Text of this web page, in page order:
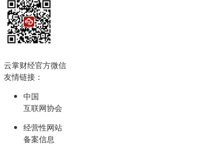
云掌财经官方微信
友情链接：
中国
互联网协会
经营性网站
备案信息